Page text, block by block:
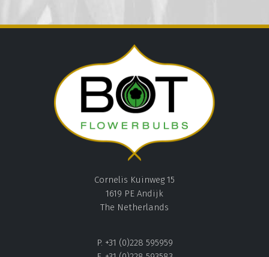
Cornelis Kuinweg 15
1619 PE Andijk
The Netherlands
P. +31 (0)228 595959